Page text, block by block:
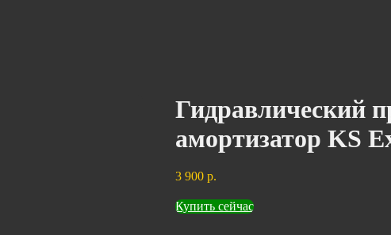
Гидравлический
амортизатор KS
3 900 р.
Купить сейчас